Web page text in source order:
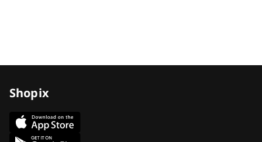
Shopix